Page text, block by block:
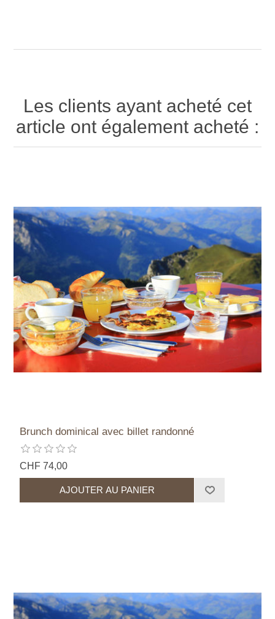
Les clients ayant acheté cet
article ont également acheté :
Brunch dominical avec billet randonné
CHF 74,00